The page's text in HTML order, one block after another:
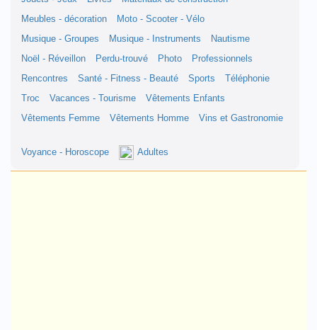
Meubles - décoration
Moto - Scooter - Vélo
Musique - Groupes
Musique - Instruments
Nautisme
Noël - Réveillon
Perdu-trouvé Photo
Professionnels
Rencontres
Santé - Fitness - Beauté Sports
Téléphonie
Troc
Vacances - Tourisme
Vêtements Enfants
Vêtements Femme
Vêtements Homme Vins et Gastronomie
Voyance - Horoscope Adultes